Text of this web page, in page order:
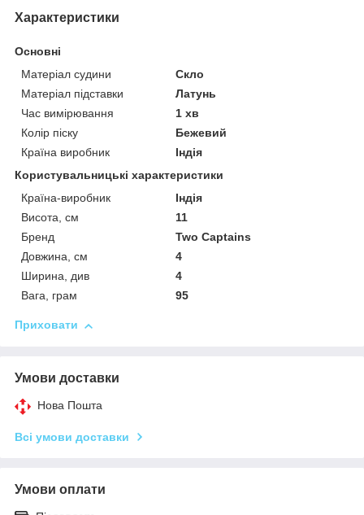
Характеристики
Основні
Матеріал судини
Скло
Матеріал підставки
Латунь
Час вимірювання
1 хв
Колір піску
Бежевий
Країна виробник
Індія
Користувальницькі характеристики
Країна-виробник
Індія
Висота, см
11
Бренд
Two Captains
Довжина, см
4
Ширина, див
4
Вага, грам
95
Приховати
Умови доставки
Нова Пошта
Всі умови доставки
Умови оплати